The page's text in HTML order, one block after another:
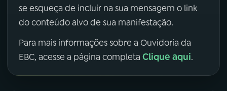
se esqueça de incluir na sua mensagem o link
do conteúdo alvo de sua manifestação.
Para mais informações sobre a Ouvidoria da
EBC, acesse a página completa Clique aqui.